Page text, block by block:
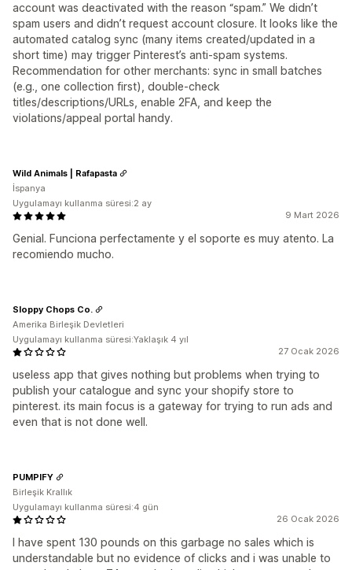
account was deactivated with the reason “spam.” We didn’t
spam users and didn’t request account closure. It looks like the
automated catalog sync (many items created/updated in a
short time) may trigger Pinterest’s anti-spam systems.
Recommendation for other merchants: sync in small batches
(e.g., one collection first), double-check
titles/descriptions/URLs, enable 2FA, and keep the
violations/appeal portal handy.
9 Mart 2026
Genial. Funciona perfectamente y el soporte es muy atento. La
recomiendo mucho.
Wild Animals | Rafapasta
İspanya
Uygulamayı kullanma süresi:2 ay
27 Ocak 2026
useless app that gives nothing but problems when trying to
publish your catalogue and sync your shopify store to
pinterest. its main focus is a gateway for trying to run ads and
even that is not done well.
Sloppy Chops Co.
Amerika Birleşik Devletleri
Uygulamayı kullanma süresi:Yaklaşık 4 yıl
26 Ocak 2026
I have spent 130 pounds on this garbage no sales which is
understandable but no evidence of clicks and i was unable to
PUMPIFY
Birleşik Krallık
Uygulamayı kullanma süresi:4 gün